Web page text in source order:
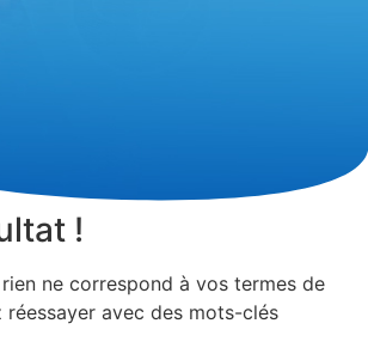
!
ne correspond à vos termes de
réessayer avec des mots-clés